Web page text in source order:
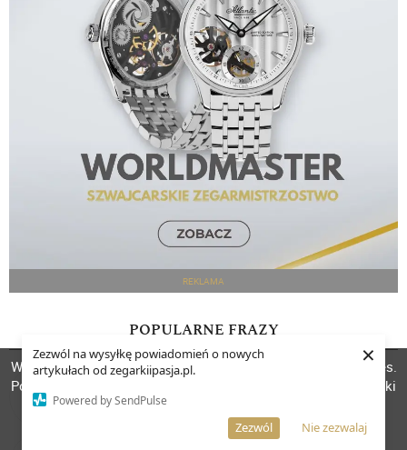
Zezwól na wysyłkę powiadomień o nowych
artykułach od zegarkiipasja.pl.
Powered by SendPulse
Nie zezwalaj
Zezwól
×
REKLAMA
POPULARNE FRAZY
ZEGAREK
MECHANICZNY
W celu poprawienia jakości usług korzystamy z plików cookies.
Pozostanie na stronie oznacza, iż wyrażasz zgodę na to, że pliki
cookies będą przechowywane w Twoim urządzeniu.
Więcej informacji